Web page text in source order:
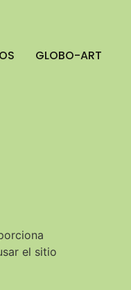
GLOBO-ART
el sitio